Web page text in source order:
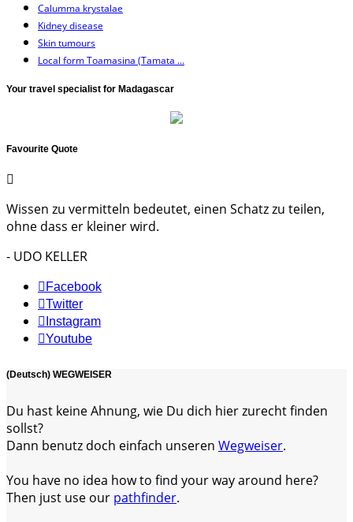
Calumma krystalae
Kidney disease
Skin tumours
Local form Toamasina (Tamata ...
Your travel specialist for Madagascar
Favourite Quote
Wissen zu vermitteln bedeutet, einen Schatz zu teilen,
ohne dass er kleiner wird.
- UDO KELLER
Facebook
Twitter
Instagram
Youtube
(Deutsch) WEGWEISER
Du hast keine Ahnung, wie Du dich hier zurecht finden
sollst?
Dann benutz doch einfach unseren Wegweiser.
You have no idea how to find your way around here?
Then just use our pathfinder.